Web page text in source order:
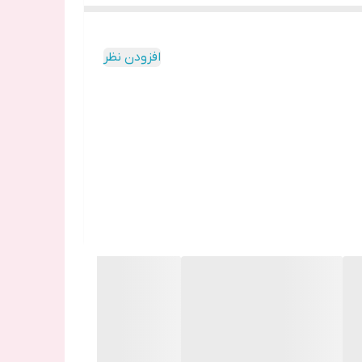
افزودن نظر